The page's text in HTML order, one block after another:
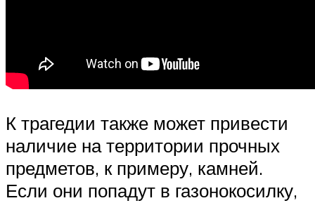
К трагедии также может привести
наличие на территории прочных
предметов, к примеру, камней.
Если они попадут в газонокосилку,